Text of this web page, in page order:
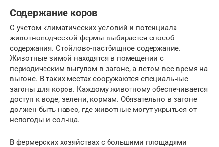
Содержание коров
С учетом климатических условий и потенциала
животноводческой фермы выбирается способ
содержания. Стойлово-пастбищное содержание.
Животные зимой находятся в помещении с
периодическим выгулом в загоне, а летом все время на
выгоне. В таких местах сооружаются специальные
загоны для коров. Каждому животному обеспечивается
доступ к воде, зелени, кормам. Обязательно в загоне
должен быть навес, где животные могут укрыться от
непогоды и солнца.
В фермерских хозяйствах с большими площадями